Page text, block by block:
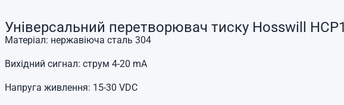
Універсальний перетворювач тиску Hosswill
Матеріал: нержавіюча сталь 304
Вихідний сигнал: струм 4-20 mA
Напруга живлення: 15-30 VDC